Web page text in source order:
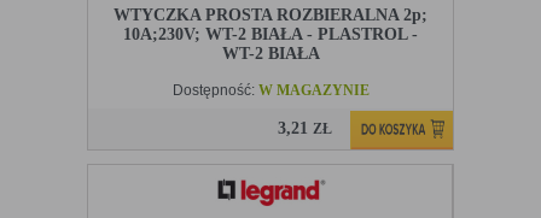
WTYCZKA PROSTA ROZBIERALNA 2p;
10A;230V; WT-2 BIAŁA - PLASTROL -
WT-2 BIAŁA
Dostępność: W MAGAZYNIE
3,21 ZŁ